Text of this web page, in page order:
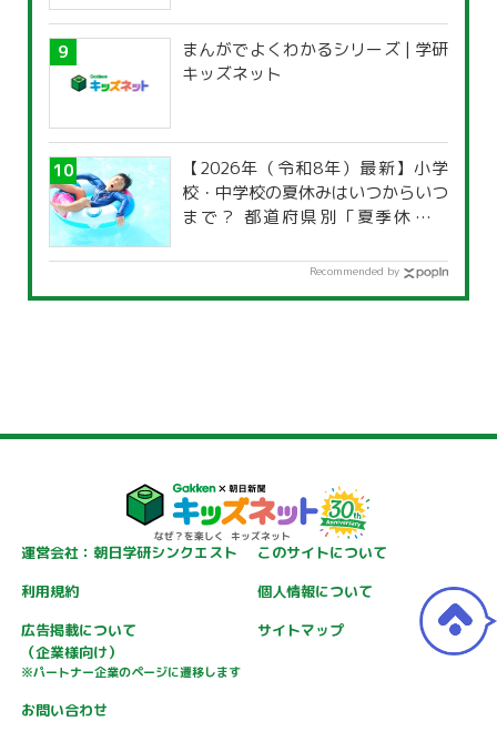
まんがでよくわかるシリーズ | 学研
キッズネット
【2026年（令和8年）最新】小学
校・中学校の夏休みはいつからいつ
まで？ 都道府県別「夏季休暇一
Recommended by
運営会社：朝日学研シンクエスト
このサイトについて
利用規約
個人情報について
広告掲載について
（企業様向け）
※パートナー企業のページに遷移します
サイトマップ
お問い合わせ